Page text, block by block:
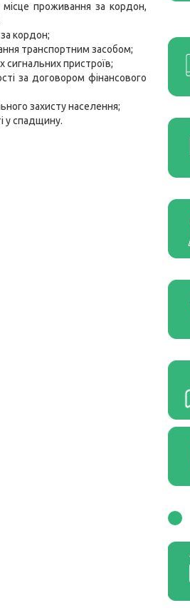
місце проживання за кордон,
кордон;
транспортним засобом;
сигнальних пристроїв;
за договором фінансового
захисту населення;
у спадщину.